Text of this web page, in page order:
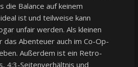
die Balance auf keinem
ist und teilweise kann
unfair werden. Als kleinen
das Abenteuer auch im Co-Op-
Außerdem ist ein Retro-
4:3-Seitenverhältnis und